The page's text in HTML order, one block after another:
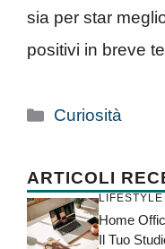
sia per star
positivi in breve
Categorie
Curiosità
ARTICOLI
LIFESTYLE
Home
Il Tuo